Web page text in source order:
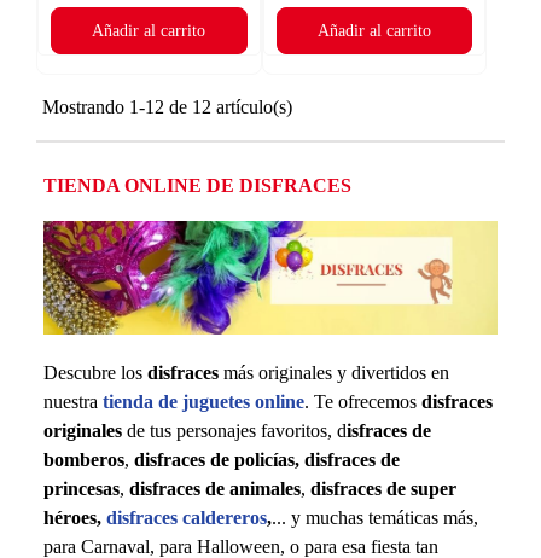
Añadir al carrito Añadir al carrito
Mostrando 1-12 de 12 artículo(s)
TIENDA ONLINE DE DISFRACES
Descubre los disfraces más originales y divertidos en
nuestra tienda de juguetes online. Te ofrecemos disfraces
originales de tus personajes favoritos, disfraces de
bomberos, disfraces de policías, disfraces de
princesas, disfraces de animales, disfraces de super
héroes, disfraces caldereros,... y muchas temáticas más,
para Carnaval, para Halloween, o para esa fiesta tan